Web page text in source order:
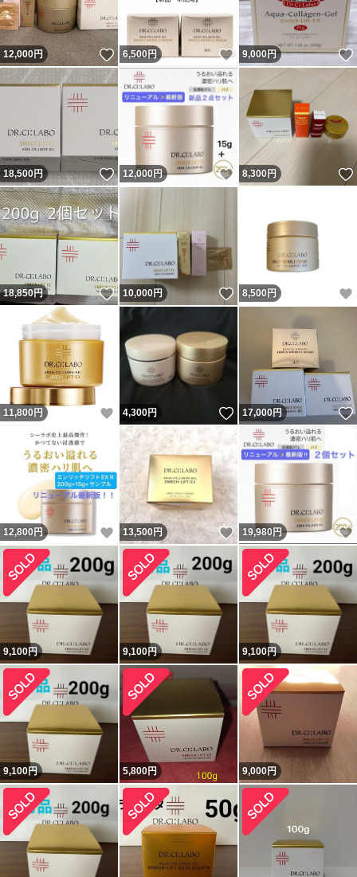
12,000円 いいね！
6,500円 いいね！
9,000円
18,500円 いいね！
12,000円 いいね！
8,300円
18,850円 いいね！
10,000円 いいね！
8,500 円
11,800 円 いいね！
4,300円 いいね！
17,000円
12,800 円 いいね！
13,500円 いいね！
19,980円
9,100円 9,100円 9,100円
9,100円 5,800円 9,000円